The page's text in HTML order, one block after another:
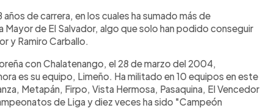
años de carrera, en los cuales ha sumado más de
de El Salvador, algo que solo han podido conseguir
y Ramiro Carballo.
con Chalatenango, el 28 de marzo del 2004,
es su equipo, Limeño. Ha militado en 10 equipos en este
Metapán, Firpo, Vista Hermosa, Pasaquina, El Vencedor
de Liga y diez veces ha sido "Campeón